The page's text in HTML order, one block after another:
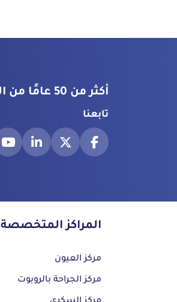
أكثر من 50 عامًا من العطاء
تابعنا
المراكز المتخصصة
مركز العيون
مركز الجراحة بالروبوت